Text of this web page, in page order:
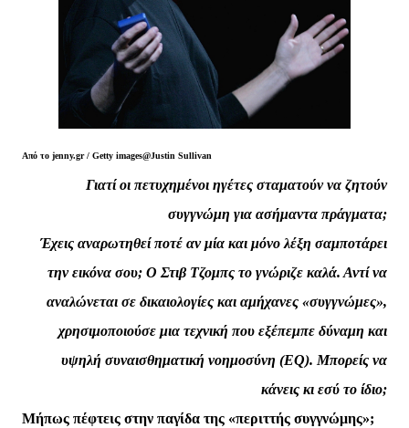
Από το jenny.gr / Getty images@Justin Sullivan
Γιατί οι πετυχημένοι ηγέτες σταματούν να ζητούν
συγγνώμη για ασήμαντα πράγματα;
Έχεις αναρωτηθεί ποτέ αν μία και μόνο λέξη σαμποτάρει
την εικόνα σου; Ο Στιβ Τζομπς το γνώριζε καλά. Αντί να
αναλώνεται σε δικαιολογίες και αμήχανες «συγγνώμες»,
χρησιμοποιούσε μια τεχνική που εξέπεμπε δύναμη και
υψηλή συναισθηματική νοημοσύνη (EQ). Μπορείς να
κάνεις κι εσύ το ίδιο;
Μήπως πέφτεις στην παγίδα της «περιττής συγγνώμης»;